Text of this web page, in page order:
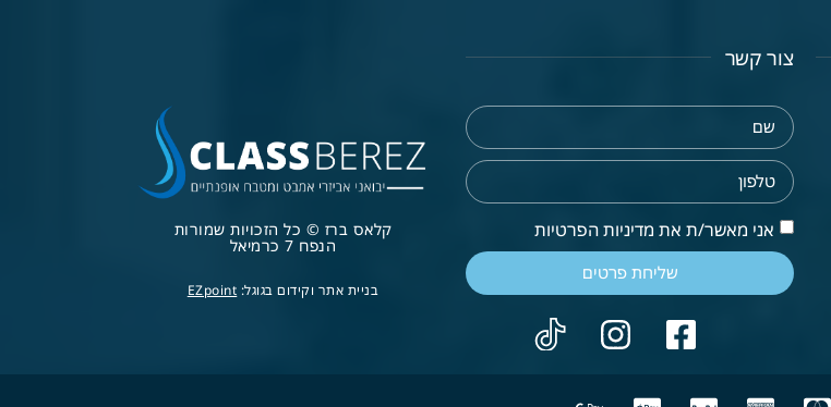
צור קשר
אני מאשר/ת את מדיניות הפרטיות
שליחת פרטים
קלאס ברז © כל הזכויות שמורות
הנפח 7 כרמיאל
בניית אתר וקידום בגוגל: EZpoint